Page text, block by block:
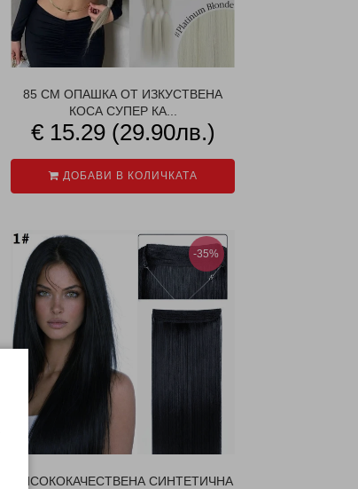
85 СМ ОПАШКА ОТ ИЗКУСТВЕНА
КОСА СУПЕР КА...
€ 15.29 (29.90лв.)
ДОБАВИ В КОЛИЧКАТА
-35%
ВИСОКОКАЧЕСТВЕНА СИНТЕТИЧНА